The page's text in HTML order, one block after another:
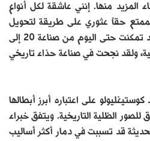
المزيد منها. إنني عاشقة لكل أنواع
حقاً عثوري على طريقة لتحويل
الشغف إلى عمل حقيقي». لقد تمكنت حتى اليوم من صناعة 20 إلى
ولقد نجحت في صناعة حذاء تاريخي
على اعتباره أبرز أبطالها
الظلية التاريخية. ويتفق خبراء
قد تسببت في دمار أكثر أساليب